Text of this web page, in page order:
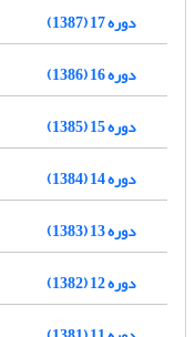
دوره 17 (1387)
دوره 16 (1386)
دوره 15 (1385)
دوره 14 (1384)
دوره 13 (1383)
دوره 12 (1382)